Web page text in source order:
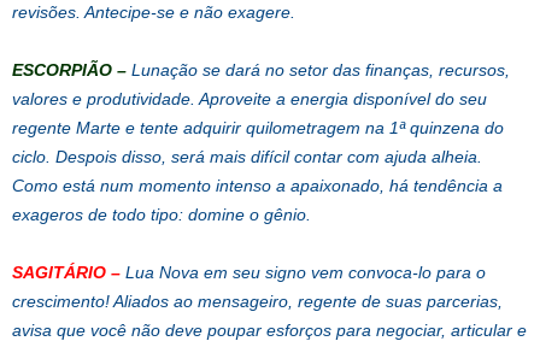
revisões. Antecipe-se e não exagere.
ESCORPIÃO – Lunação se dará no setor das finanças, recursos,
valores e produtividade. Aproveite a energia disponível do seu
regente Marte e tente adquirir quilometragem na 1ª quinzena do
ciclo. Despois disso, será mais difícil contar com ajuda alheia.
Como está num momento intenso a apaixonado, há tendência a
exageros de todo tipo: domine o gênio.
SAGITÁRIO – Lua Nova em seu signo vem convoca-lo para o
crescimento! Aliados ao mensageiro, regente de suas parcerias,
avisa que você não deve poupar esforços para negociar, articular e